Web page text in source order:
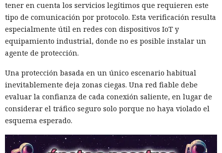
tener en cuenta los servicios legítimos que requieren este
tipo de comunicación por protocolo. Esta verificación resulta
especialmente útil en redes con dispositivos IoT y
equipamiento industrial, donde no es posible instalar un
agente de protección.
Una protección basada en un único escenario habitual
inevitablemente deja zonas ciegas. Una red fiable debe
evaluar la confianza de cada conexión saliente, en lugar de
considerar el tráfico seguro solo porque no haya violado el
esquema esperado.